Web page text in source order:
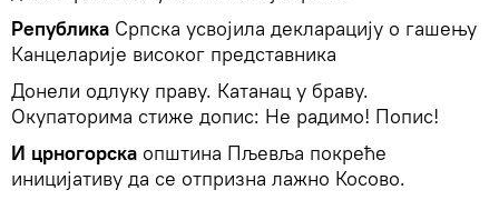
Република Српска усвојила декларацију о гашењу
Канцеларије високог представника
Донели одлуку праву. Катанац у браву.
Окупаторима стиже допис: Не радимо! Попис!
И црногорска општина Пљевља покреће
иницијативу да се отпризна лажно Косово.